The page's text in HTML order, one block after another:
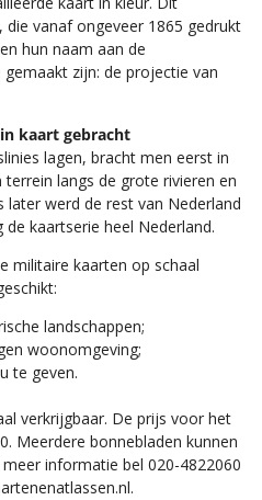
vanaf ongeveer 1865 gedrukt
hun naam aan de
zijn: de projectie van
kaart gebracht
lagen, bracht men eerst in
langs de grote rivieren en
werd de rest van Nederland
kaartserie heel Nederland.
militaire kaarten op schaal
landschappen;
woonomgeving;
te geven.
verkrijgbaar. De prijs voor het
Meerdere bonnebladen kunnen
informatie bel 020-4822060